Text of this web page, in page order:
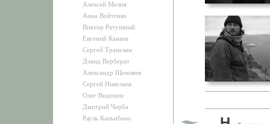
Алексей Мелия
Анна Войтенко
Виктор Ратушный
Евгений Канаев
Сергей Трапезин
Дэвид Верберкт
Александр Щемляев
Сергей Николаев
Олег Виденин
Дмитрий Черба
Рауль Каньибано